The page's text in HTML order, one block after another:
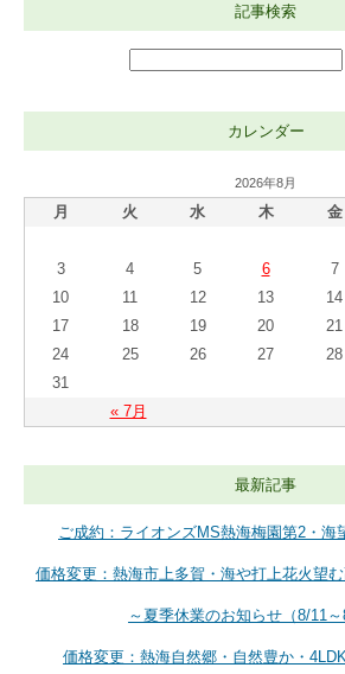
記事検索
カレンダー
2026年8月
月 火 水 木 金
« 7月
3
4 5 6 7
10
11 12 13 14
17
18 19 20 21
24
25 26 27 28
31
最新記事
ご成約：ライオンズMS熱海梅園第2・海
価格変更：熱海市上多賀・海や打上花火望む
～夏季休業のお知らせ（8/11～
価格変更：熱海自然郷・自然豊か・